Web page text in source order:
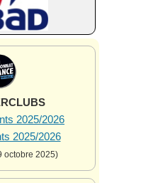
2025/2026
2025/2026
octobre 2025)